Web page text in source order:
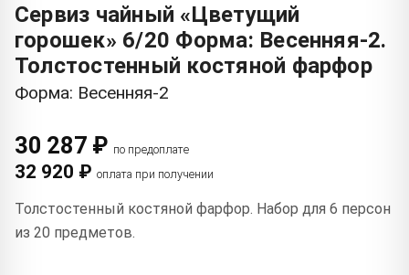
Сервиз чайный «Цветущий
горошек» 6/20 Форма: Весенняя-2.
Толстостенный костяной фарфор
Форма: Весенняя-2
30 287 ₽ по предоплате
32 920 ₽ оплата при получении
Толстостенный костяной фарфор. Набор для 6 персон
из 20 предметов.